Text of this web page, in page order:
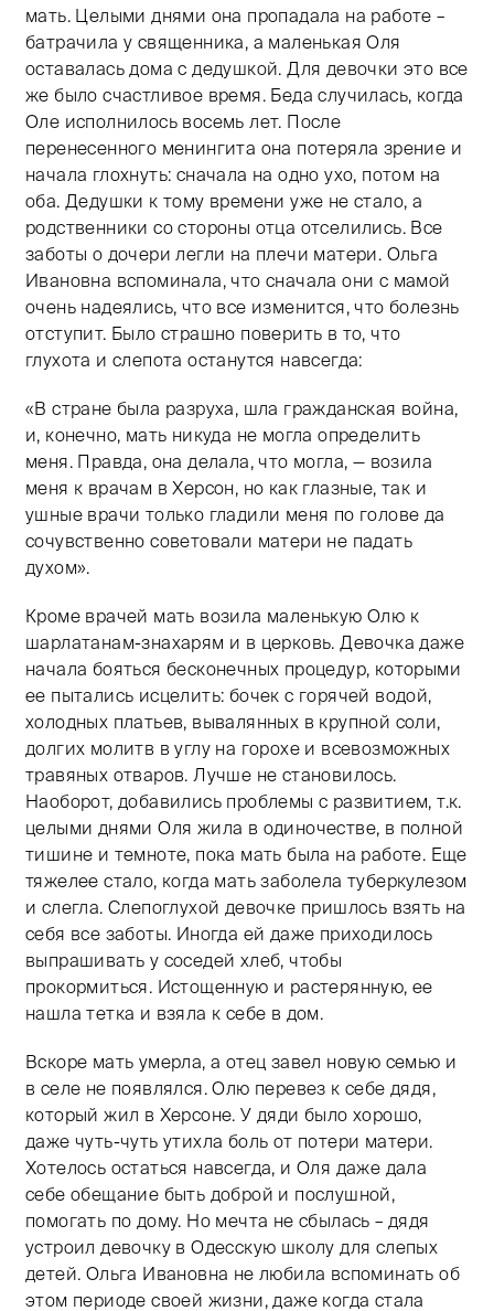
мать. Целыми днями она пропадала на работе –
батрачила у священника, а маленькая Оля
оставалась дома с дедушкой. Для девочки это все
же было счастливое время. Беда случилась, когда
Оле исполнилось восемь лет. После
перенесенного менингита она потеряла зрение и
начала глохнуть: сначала на одно ухо, потом на
оба. Дедушки к тому времени уже не стало, а
родственники со стороны отца отселились. Все
заботы о дочери легли на плечи матери. Ольга
Ивановна вспоминала, что сначала они с мамой
очень надеялись, что все изменится, что болезнь
отступит. Было страшно поверить в то, что
глухота и слепота останутся навсегда:
«В стране была разруха, шла гражданская война,
и, конечно, мать никуда не могла определить
меня. Правда, она делала, что могла, — возила
меня к врачам в Херсон, но как глазные, так и
ушные врачи только гладили меня по голове да
сочувственно советовали матери не падать
духом».
Кроме врачей мать возила маленькую Олю к
шарлатанам-знахарям и в церковь. Девочка даже
начала бояться бесконечных процедур, которыми
ее пытались исцелить: бочек с горячей водой,
холодных платьев, вывалянных в крупной соли,
долгих молитв в углу на горохе и всевозможных
травяных отваров. Лучше не становилось.
Наоборот, добавились проблемы с развитием, т.к.
целыми днями Оля жила в одиночестве, в полной
тишине и темноте, пока мать была на работе. Еще
тяжелее стало, когда мать заболела туберкулезом
и слегла. Слепоглухой девочке пришлось взять на
себя все заботы. Иногда ей даже приходилось
выпрашивать у соседей хлеб, чтобы
прокормиться. Истощенную и растерянную, ее
нашла тетка и взяла к себе в дом.
Вскоре мать умерла, а отец завел новую семью и
в селе не появлялся. Олю перевез к себе дядя,
который жил в Херсоне. У дяди было хорошо,
даже чуть-чуть утихла боль от потери матери.
Хотелось остаться навсегда, и Оля даже дала
себе обещание быть доброй и послушной,
помогать по дому. Но мечта не сбылась – дядя
устроил девочку в Одесскую школу для слепых
детей. Ольга Ивановна не любила вспоминать об
этом периоде своей жизни, даже когда стала